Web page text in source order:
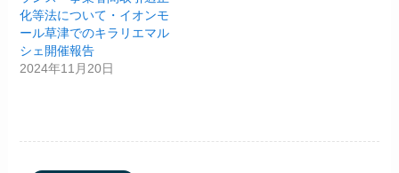
化等法について・イオンモ
ール草津でのキラリエマル
シェ開催報告
2024年11月20日